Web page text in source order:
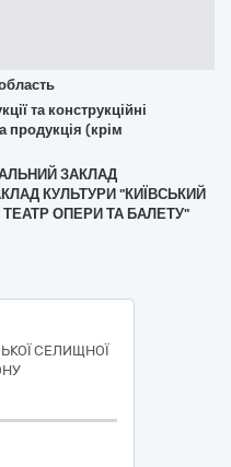
область
та конструкційні
продукція (крім
ЗАКЛАД
КУЛЬТУРИ "КИЇВСЬКИЙ
ОПЕРИ ТА БАЛЕТУ"
СЕЛИЩНОЇ